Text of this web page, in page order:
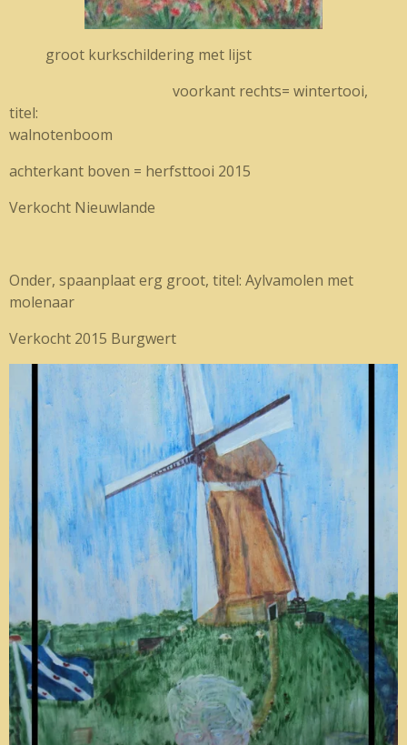
groot kurkschildering met lijst
voorkant rechts= wintertooi,
titel:
walnotenboom
achterkant boven = herfsttooi 2015
Verkocht Nieuwlande
Onder, spaanplaat erg groot, titel: Aylvamolen met
molenaar
Verkocht 2015 Burgwert